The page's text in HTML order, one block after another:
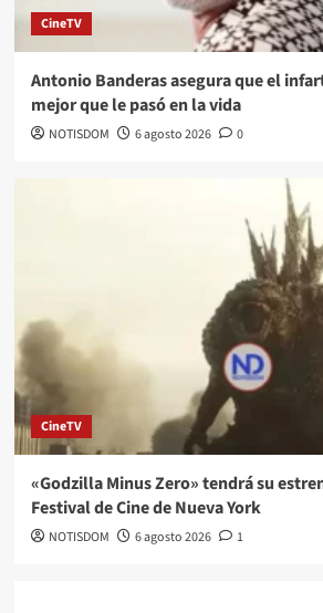
CineTV
Antonio Banderas asegura que el
mejor que le pasó en la vida
NOTISDOM 6 agosto 2026 0
CineTV
«Godzilla Minus Zero» tendrá su
Festival de Cine de Nueva York
NOTISDOM 6 agosto 2026 1